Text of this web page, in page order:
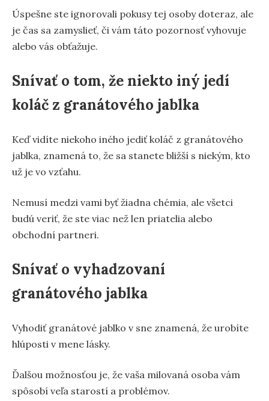
Úspešne ste ignorovali pokusy tej osoby doteraz, ale
je čas sa zamyslieť, či vám táto pozornosť vyhovuje
alebo vás obťažuje.
Snívať o tom, že niekto iný jedí
koláč z granátového jablka
Keď vidíte niekoho iného jediť koláč z granátového
jablka, znamená to, že sa stanete bližší s niekým, kto
už je vo vzťahu.
Nemusí medzi vami byť žiadna chémia, ale všetci
budú veriť, že ste viac než len priatelia alebo
obchodní partneri.
Snívať o vyhadzovaní
granátového jablka
Vyhodiť granátové jablko v sne znamená, že urobíte
hlúposti v mene lásky.
Ďalšou možnosťou je, že vaša milovaná osoba vám
spôsobí veľa starostí a problémov.